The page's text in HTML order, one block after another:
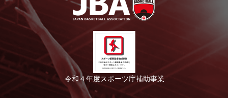
令和４年度スポーツ庁補助事業